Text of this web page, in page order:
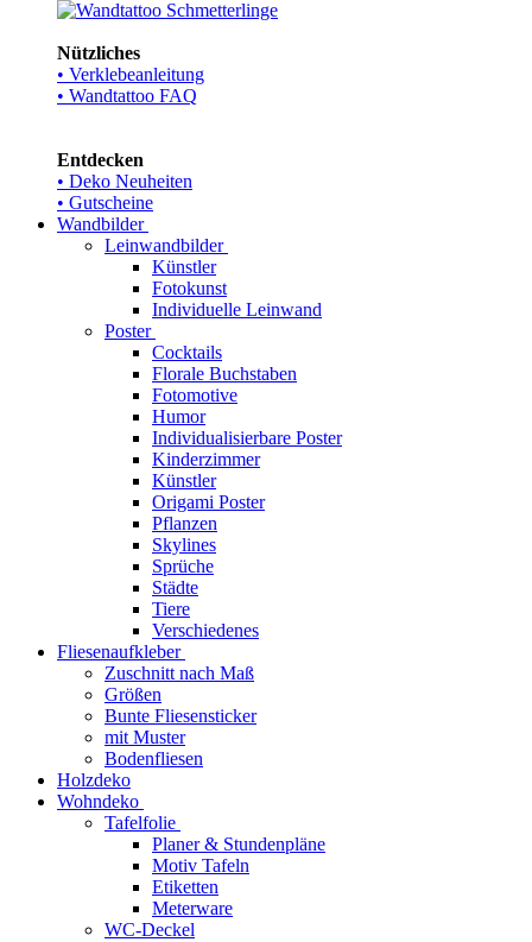
Nützliches
• Verklebeanleitung
• Wandtattoo FAQ
Entdecken
• Deko Neuheiten
• Gutscheine
Wandbilder
Leinwandbilder
Künstler
Fotokunst
Individuelle Leinwand
Poster
Cocktails
Florale Buchstaben
Fotomotive
Humor
Individualisierbare Poster
Kinderzimmer
Künstler
Origami Poster
Pflanzen
Skylines
Sprüche
Städte
Tiere
Verschiedenes
Fliesenaufkleber
Zuschnitt nach Maß
Größen
Bunte Fliesensticker
mit Muster
Bodenfliesen
Holzdeko
Wohndeko
Tafelfolie
Planer & Stundenpläne
Motiv Tafeln
Etiketten
Meterware
WC-Deckel